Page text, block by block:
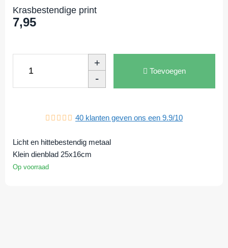
Krasbestendige print
7,95
+
-
Toevoegen
40 klanten geven ons een 9.9/10
Licht en hittebestendig metaal
Klein dienblad 25x16cm
Op voorraad